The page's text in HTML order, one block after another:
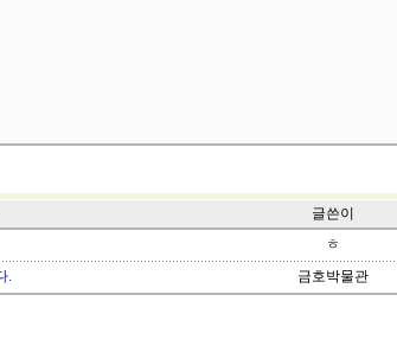
글쓴이
ㅎ
. 금호박물관